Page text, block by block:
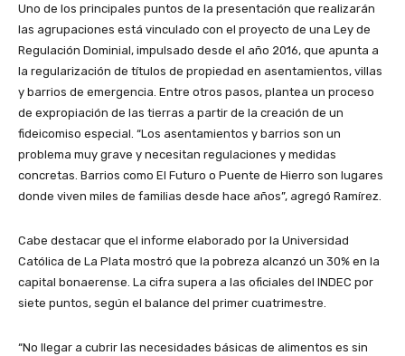
Uno de los principales puntos de la presentación que realizarán
las agrupaciones está vinculado con el proyecto de una Ley de
Regulación Dominial, impulsado desde el año 2016, que apunta a
la regularización de títulos de propiedad en asentamientos, villas
y barrios de emergencia. Entre otros pasos, plantea un proceso
de expropiación de las tierras a partir de la creación de un
fideicomiso especial. “Los asentamientos y barrios son un
problema muy grave y necesitan regulaciones y medidas
concretas. Barrios como El Futuro o Puente de Hierro son lugares
donde viven miles de familias desde hace años”, agregó Ramírez.
Cabe destacar que el informe elaborado por la Universidad
Católica de La Plata mostró que la pobreza alcanzó un 30% en la
capital bonaerense. La cifra supera a las oficiales del INDEC por
siete puntos, según el balance del primer cuatrimestre.
“No llegar a cubrir las necesidades básicas de alimentos es sin